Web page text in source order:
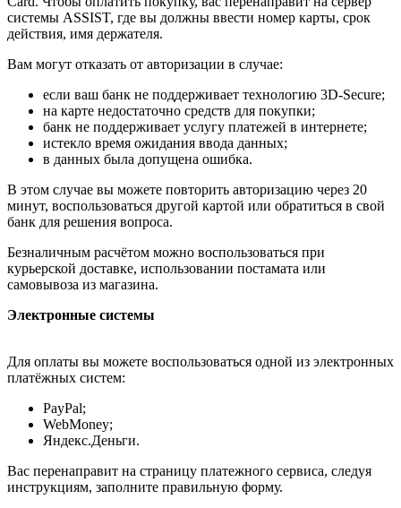
системы ASSIST, где вы должны ввести номер карты, срок
действия, имя держателя.
Вам могут отказать от авторизации в случае:
если ваш банк не поддерживает технологию 3D-Secure;
на карте недостаточно средств для покупки;
банк не поддерживает услугу платежей в интернете;
истекло время ожидания ввода данных;
в данных была допущена ошибка.
В этом случае вы можете повторить авторизацию через 20
минут, воспользоваться другой картой или обратиться в свой
банк для решения вопроса.
Безналичным расчётом можно воспользоваться при
курьерской доставке, использовании постамата или
самовывоза из магазина.
Электронные системы
Для оплаты вы можете воспользоваться одной из электронных
платёжных систем:
PayPal;
WebMoney;
Яндекс.Деньги.
Вас перенаправит на страницу платежного сервиса, следуя
инструкциям, заполните правильную форму.